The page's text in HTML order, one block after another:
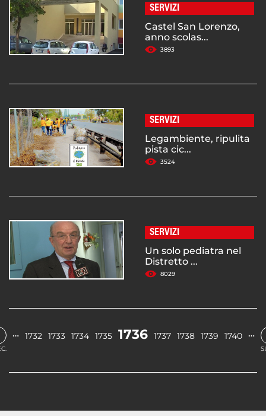
SERVIZI
Castel San Lorenzo,
anno scolas...
3893
SERVIZI
Legambiente, ripulita
pista cic...
3524
SERVIZI
Un solo pediatra nel
Distretto ...
8029
… 1732 1733 1734 1735 1736 1737 1738 1739 1740 …